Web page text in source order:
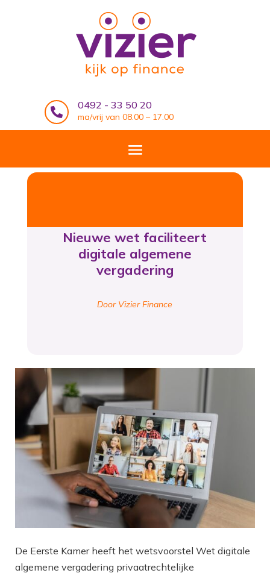

0492 - 33 50 20
ma/vrij van 08.00 – 17.00
Nieuwe wet faciliteert
digitale algemene
vergadering
Door Vizier Finance
De Eerste Kamer heeft het wetsvoorstel Wet digitale
algemene vergadering privaatrechtelijke